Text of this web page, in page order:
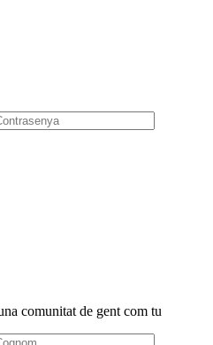
comunitat de gent com tu